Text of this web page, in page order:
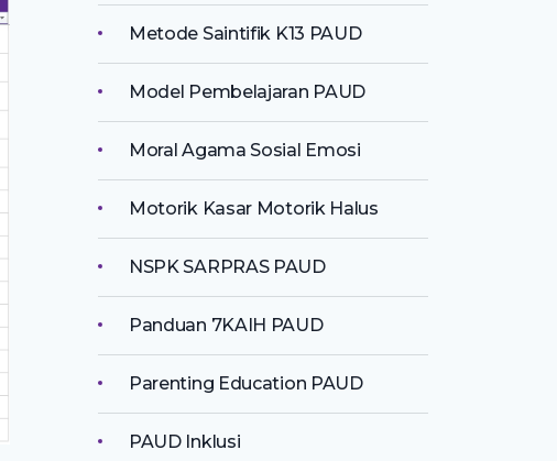
Metode Saintifik K13 PAUD
Model Pembelajaran PAUD
Moral Agama Sosial Emosi
Motorik Kasar Motorik Halus
NSPK SARPRAS PAUD
Panduan 7KAIH PAUD
Parenting Education PAUD
PAUD Inklusi